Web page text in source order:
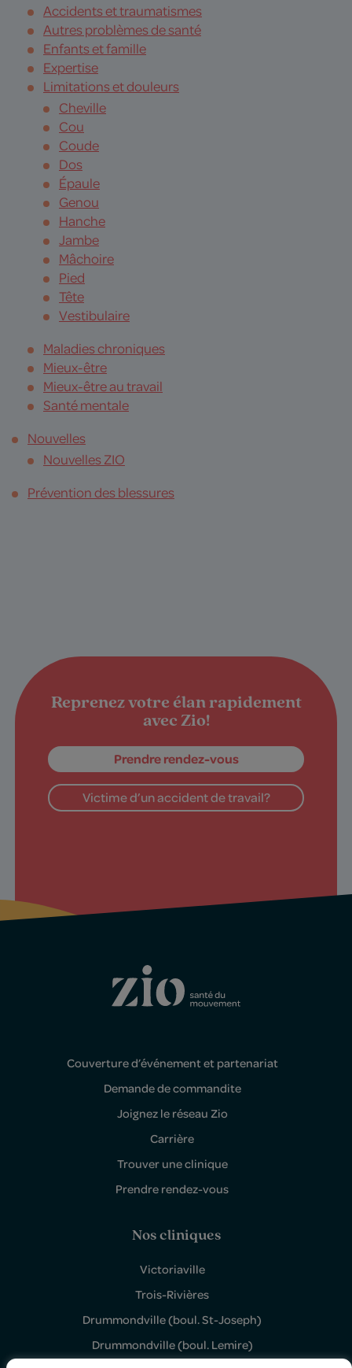
Accidents et traumatismes
Autres problèmes de santé
Enfants et famille
Expertise
Limitations et douleurs
Cheville
Cou
Coude
Dos
Épaule
Genou
Hanche
Jambe
Mâchoire
Pied
Tête
Vestibulaire
Maladies chroniques
Mieux-être
Mieux-être au travail
Santé mentale
Nouvelles
Nouvelles ZIO
Prévention des blessures
Reprenez votre élan rapidement
avec Zio!
Prendre rendez-vous
Victime d’un accident de travail?
Couverture d’événement et partenariat
Demande de commandite
Joignez le réseau Zio
Carrière
Trouver une clinique
Prendre rendez-vous
Nos cliniques
Victoriaville
Trois-Rivières
Drummondville (boul. St-Joseph)
Drummondville (boul. Lemire)